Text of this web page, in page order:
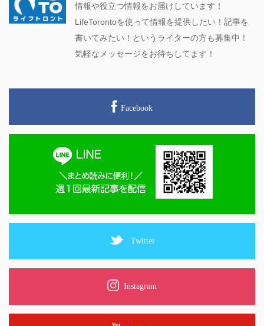
情報や役立つ情報をお届けしています！
LifeTorontoを使って情報を提供したい！記事を
書いてみたい！というライターの方も募集中！
気軽なメッセージをお待ちしてます！
Facebook
Twitter
Instagram